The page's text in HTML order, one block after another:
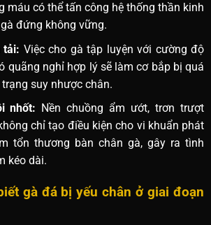
máu có thể tấn công hệ thống thần kinh
đứng không vững.
tải: Việc cho gà tập luyện với cường độ
quãng nghỉ hợp lý sẽ làm cơ bắp bị quá
suy nhược chân.
nhốt: Nền chuồng ẩm ướt, trơn trượt
chỉ tạo điều kiện cho vi khuẩn phát
tổn thương bàn chân gà, gây ra tình
kéo dài.
gà đá bị yếu chân ở giai đoạn